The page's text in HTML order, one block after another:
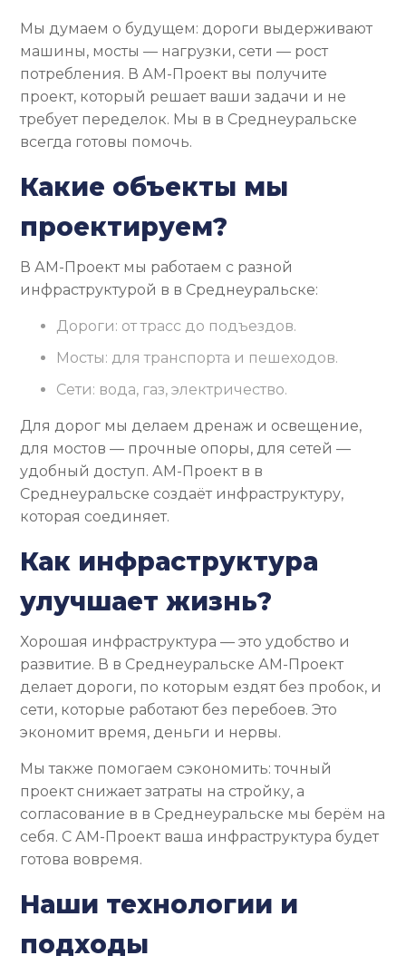
Мы думаем о будущем: дороги выдерживают
машины, мосты — нагрузки, сети — рост
потребления. В АМ-Проект вы получите
проект, который решает ваши задачи и не
требует переделок. Мы в в Среднеуральске
всегда готовы помочь.
Какие объекты мы
проектируем?
В АМ-Проект мы работаем с разной
инфраструктурой в в Среднеуральске:
Дороги: от трасс до подъездов.
Мосты: для транспорта и пешеходов.
Сети: вода, газ, электричество.
Для дорог мы делаем дренаж и освещение,
для мостов — прочные опоры, для сетей —
удобный доступ. АМ-Проект в в
Среднеуральске создаёт инфраструктуру,
которая соединяет.
Как инфраструктура
улучшает жизнь?
Хорошая инфраструктура — это удобство и
развитие. В в Среднеуральске АМ-Проект
делает дороги, по которым ездят без пробок, и
сети, которые работают без перебоев. Это
экономит время, деньги и нервы.
Мы также помогаем сэкономить: точный
проект снижает затраты на стройку, а
согласование в в Среднеуральске мы берём на
себя. С АМ-Проект ваша инфраструктура будет
готова вовремя.
Наши технологии и
подходы